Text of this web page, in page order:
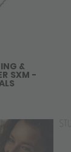
&
SXM -